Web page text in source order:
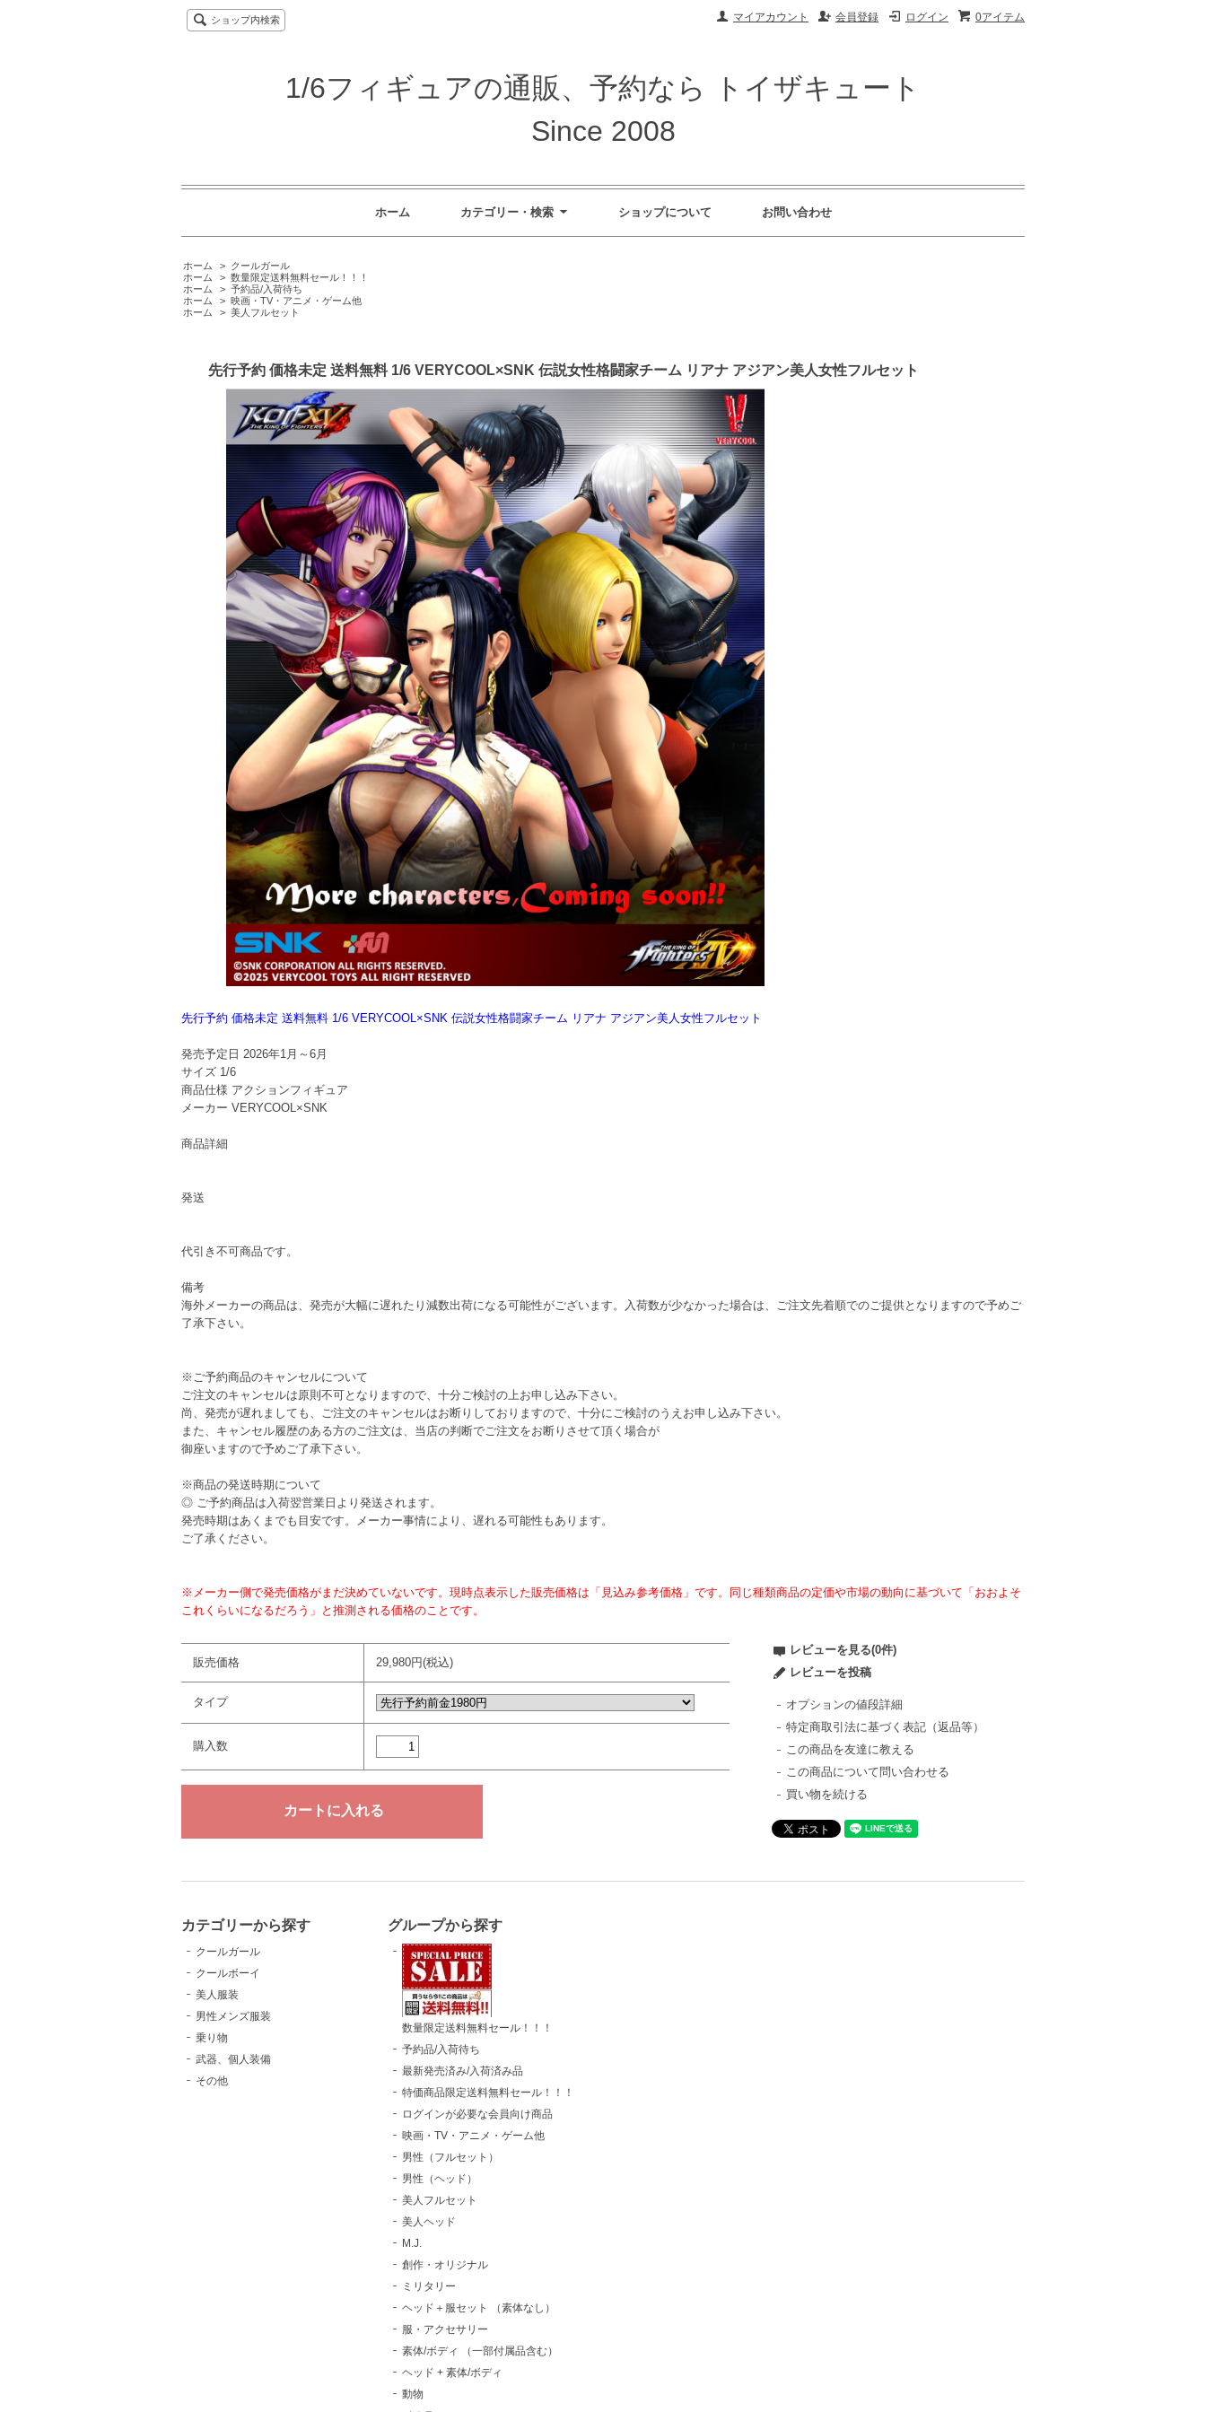
0アイテム
ログイン
会員登録
マイアカウント
ショップ内検索
1/6フィギュアの通販、予約なら トイザキュート
Since 2008
ホーム カテゴリー・検索 ショップについて お問い合わせ
ホーム > クールガール
ホーム
> 数量限定送料無料セール！！！
ホーム
> 予約品/入荷待ち
ホーム
> 映画・TV・アニメ・ゲーム他
ホーム
> 美人フルセット
先行予約 価格未定 送料無料 1/6 VERYCOOL×SNK 伝説女性格闘家チーム リアナ アジアン美人女性フルセット
先行予約 価格未定 送料無料 1/6 VERYCOOL×SNK 伝説女性格闘家チーム リアナ アジアン美人女性フルセット
発売予定日 2026年1月～6月
サイズ 1/6
商品仕様 アクションフィギュア
メーカー VERYCOOL×SNK
商品詳細
発送
代引き不可商品です。
備考
海外メーカーの商品は、発売が大幅に遅れたり減数出荷になる可能性がございます。入荷数が少なかった場合は、ご注文先着順でのご提供となりますので予めご
了承下さい。
※ご予約商品のキャンセルについて
ご注文のキャンセルは原則不可となりますので、十分ご検討の上お申し込み下さい。
尚、発売が遅れましても、ご注文のキャンセルはお断りしておりますので、十分にご検討のうえお申し込み下さい。
また、キャンセル履歴のある方のご注文は、当店の判断でご注文をお断りさせて頂く場合が
御座いますので予めご了承下さい。
※商品の発送時期について
◎ ご予約商品は入荷翌営業日より発送されます。
発売時期はあくまでも目安です。メーカー事情により、遅れる可能性もあります。
ご了承ください。
※メーカー側で発売価格がまだ決めていないです。現時点表示した販売価格は「見込み参考価格」です。同じ種類商品の定価や市場の動向に基づいて「おおよそ
これくらいになるだろう」と推測される価格のことです。
販売価格 29,980円(税込)
タイプ
購入数
レビューを見る(0件)
レビューを投稿
オプションの値段詳細
特定商取引法に基づく表記（返品等）
この商品を友達に教える
この商品について問い合わせる
買い物を続ける
カテゴリーから探す
クールガール
クールボーイ
美人服装
男性メンズ服装
乗り物
武器、個人装備
その他
グループから探す
数量限定送料無料セール！！！
予約品/入荷待ち
最新発売済み/入荷済み品
特価商品限定送料無料セール！！！
ログインが必要な会員向け商品
映画・TV・アニメ・ゲーム他
男性（フルセット）
男性（ヘッド）
美人フルセット
美人ヘッド
M.J.
創作・オリジナル
ミリタリー
ヘッド＋服セット （素体なし）
服・アクセサリー
素体/ボディ （一部付属品含む）
ヘッド + 素体/ボディ
動物